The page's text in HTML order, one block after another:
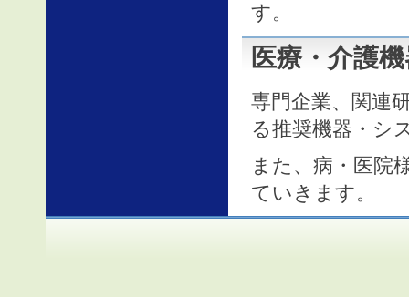
す。
医療・介護
専門企業、関連
る推奨機器・シ
また、病・医院
ていきます。